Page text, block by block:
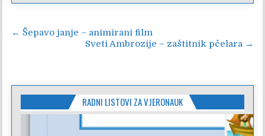
Navigacija
← Šepavo janje – animirani film
Sveti Ambrozije – zaštitnik pčelara →
RADNI LISTOVI ZA VJERONAUK